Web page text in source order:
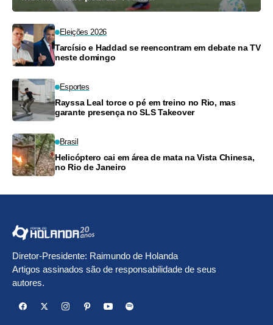
Eleições 2026
Tarcísio e Haddad se reencontram em debate na TV
neste domingo
Esportes
Rayssa Leal torce o pé em treino no Rio, mas
garante presença no SLS Takeover
Brasil
Helicóptero cai em área de mata na Vista Chinesa,
no Rio de Janeiro
Diretor-Presidente: Raimundo de Holanda
Artigos assinados são de responsabilidade de seus
autores.